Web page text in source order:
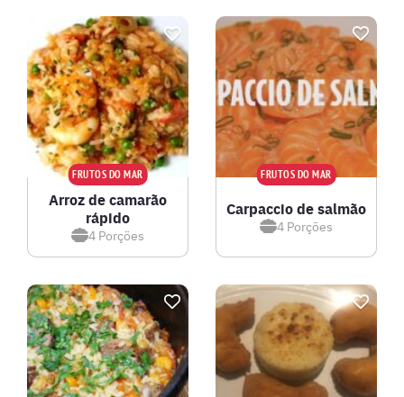
FRUTOS DO MAR
Arroz de camarão
rápido
4 Porções
FRUTOS DO MAR
Carpaccio de salmão
4 Porções